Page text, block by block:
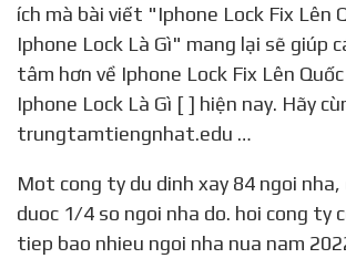
ích mà bài viết "Iphone Lock Fix Lên
Iphone Lock Là Gì" mang lại sẽ giúp
tâm hơn về Iphone Lock Fix Lên
Iphone Lock Là Gì [ ] hiện nay. Hãy
trungtamtiengnhat.edu …
Mot cong ty du dinh xay 84 ngoi nha, den nay da xay
duoc 1/4 so ngoi nha do. hoi cong ty
tiep bao nhieu ngoi nha nua nam